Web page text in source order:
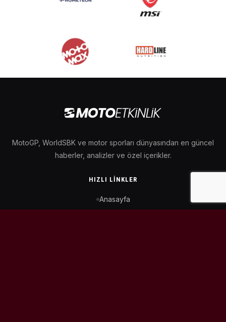
MotoGP, WorldSBK ve motor sporları dünyasından en güncel
haberler, analizler ve özel içerikler.
HIZLI LINKLER
Anasayfa